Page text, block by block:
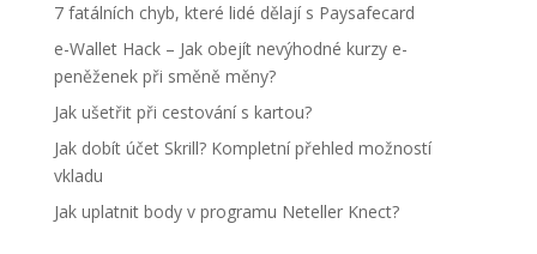
7 fatálních chyb, které lidé dělají s Paysafecard
e-Wallet Hack – Jak obejít nevýhodné kurzy e-
peněženek při směně měny?
Jak ušetřit při cestování s kartou?
Jak dobít účet Skrill? Kompletní přehled možností
vkladu
Jak uplatnit body v programu Neteller Knect?